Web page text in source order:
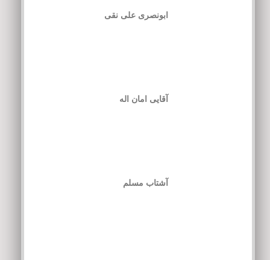
ابونصری علی نقی
آقایی امان اله
آشتاب مسلم